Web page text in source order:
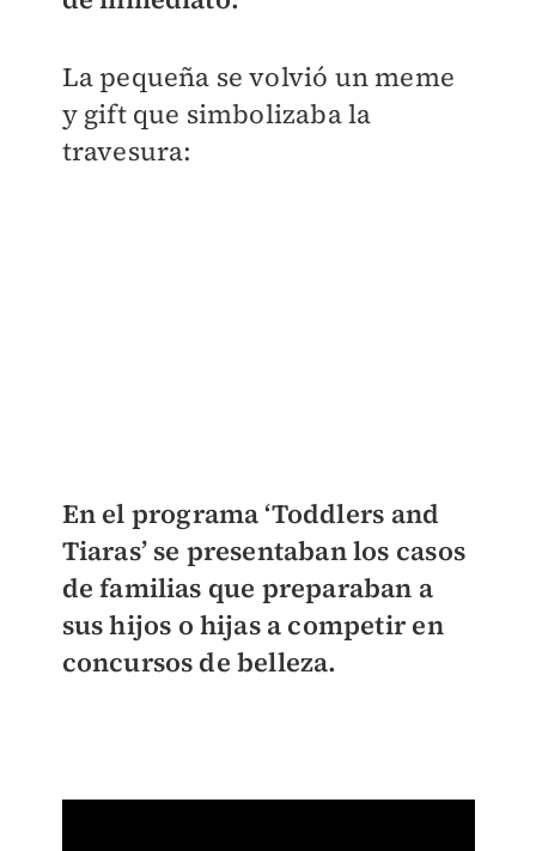
La pequeña se volvió un meme
y gift que simbolizaba la
travesura:
En el programa ‘Toddlers and
Tiaras’ se presentaban los casos
de familias que preparaban a
sus hijos o hijas a competir en
concursos de belleza.